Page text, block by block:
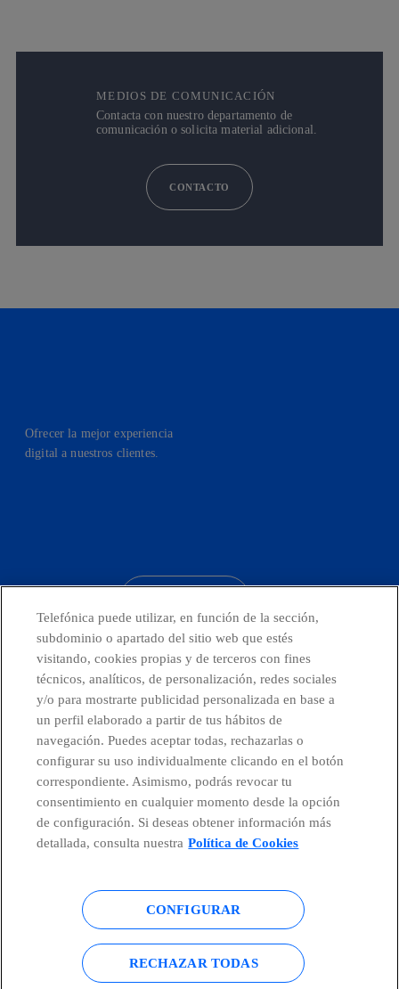
MEDIOS DE COMUNICACIÓN
Contacta con nuestro departamento de
comunicación o solicita material adicional.
CONTACTO
Ofrecer la mejor experiencia
digital a nuestros clientes.
Países y Unidades emergentes
Canal de Denuncias
Centro Global Transparencia
Política de cookies Aviso legal
Accesibilidad Política de privacidad
Telefónica puede utilizar, en función de la sección,
subdominio o apartado del sitio web que estés
visitando, cookies propias y de terceros con fines
técnicos, analíticos, de personalización, redes sociales
y/o para mostrarte publicidad personalizada en base a
un perfil elaborado a partir de tus hábitos de
navegación. Puedes aceptar todas, rechazarlas o
configurar su uso individualmente clicando en el botón
correspondiente. Asimismo, podrás revocar tu
consentimiento en cualquier momento desde la opción
de configuración. Si deseas obtener información más
detallada, consulta nuestra Política de Cookies
CONFIGURAR
RECHAZAR TODAS